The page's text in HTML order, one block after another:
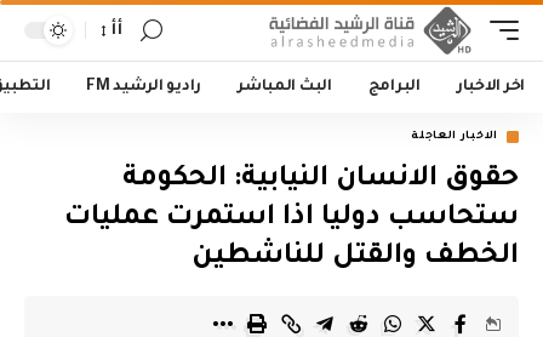
أأ
اخر الاخبار البرامج البث المباشر راديو الرشيد FM
الاخبار العاجلة
حقوق الانسان النيابية: الحكومة
ستحاسب دوليا اذا استمرت عمليات
الخطف والقتل للناشطين